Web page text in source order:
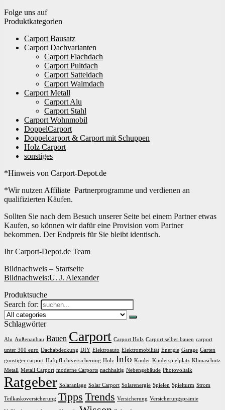
Folge uns auf
Produktkategorien
Carport Bausatz
Carport Dachvarianten
Carport Flachdach
Carport Pultdach
Carport Satteldach
Carport Walmdach
Carport Metall
Carport Alu
Carport Stahl
Carport Wohnmobil
DoppelCarport
Doppelcarport & Carport mit Schuppen
Holz Carport
sonstiges
*Hinweis von Carport-Depot.de
*Wir nutzen Affiliate Partnerprogramme und verdienen an
qualifizierten Käufen.
Sollten Sie nach dem Besuch unserer Seite bei einem Partner etwas
Kaufen, so können wir dafür eine Provision vom Partner
bekommen. Der Endpreis für Sie bleibt identisch.
Ihr Carport-Depot.de Team
Bildnachweis – Startseite
Bildnachweis:U. J. Alexander
Produktsuche
Search for:
Schlagwörter
Alu Außenanbau Bauen Carport Carport Holz Carport selber bauen carport
unter 300 euro Dachabdeckung DIY Elektroauto Elektromobilität Energie Garage Garten
günstiger carport Haftpflichtversicherung Holz Info Kinder Kinderspielplatz Klimaschutz
Metall Metall Carport moderne Carports nachhaltig Nebengebäude Photovoltalk
Ratgeber Solaranlage Solar Carport Solarenergie Spielen Spielturm Strom
Teilkaskoversicherung Tipps Trends Versicherung Versicherungsprämie